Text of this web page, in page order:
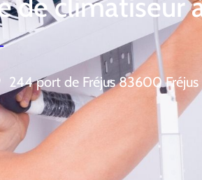
244 port de Fréjus 83600 Fréjus